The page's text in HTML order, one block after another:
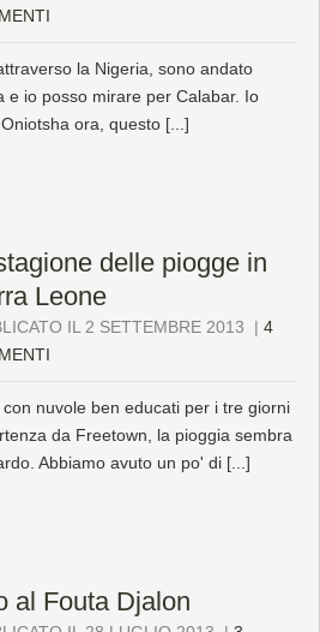
la Nigeria, sono andato
e io posso mirare per Calabar. Io
ora, questo [...]
delle piogge in
Leone
IL 2 SETTEMBRE 2013 | 4
nuvole ben educati per i tre giorni
da Freetown, la pioggia sembra
Abbiamo avuto un po' di [...]
al Fouta Djalon